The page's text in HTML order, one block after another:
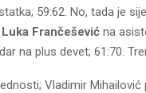
59:62. No, tada je
Luka Frančešević na
na plus devet; 61:70.
Vladimir